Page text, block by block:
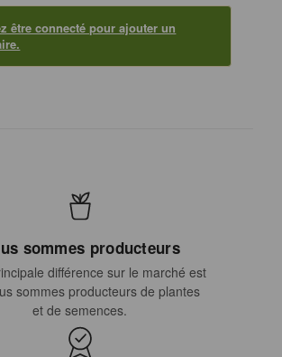
être connecté pour ajouter un
sommes producteurs
différence sur le marché est
sommes producteurs de plantes
et de semences.